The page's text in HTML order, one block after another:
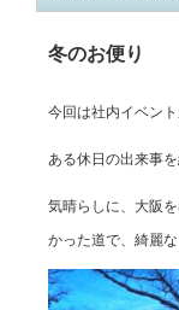
冬のお便り
今回は社内イベン
ある休日の出来事を
気晴らしに、大阪
かった道で、綺麗